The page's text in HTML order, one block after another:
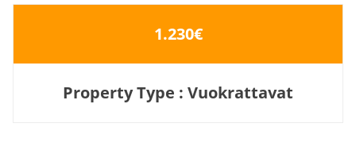
1.230€
Property Type : Vuokrattavat